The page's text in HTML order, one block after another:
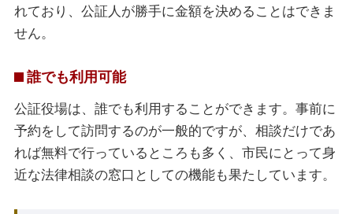
れており、公証人が勝手に金額を決めることはできま
せん。
誰でも利用可能
公証役場は、誰でも利用することができます。事前に
予約をして訪問するのが一般的ですが、相談だけであ
れば無料で行っているところも多く、市民にとって身
近な法律相談の窓口としての機能も果たしています。